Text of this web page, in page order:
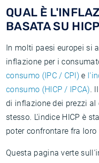
QUAL È
BASATA SU
In molti paesi europei si
inflazione per i
consumo (IPC / CPI) e
consumo (HICP / IPCA).
di inflazione dei prezzi
stesso. L'indice HICP è
poter confrontare fra
Questa pagina verte